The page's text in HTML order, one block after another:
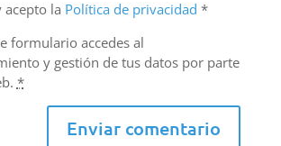
acepto la Política de privacidad *
formulario accedes al
y gestión de tus datos por parte
*